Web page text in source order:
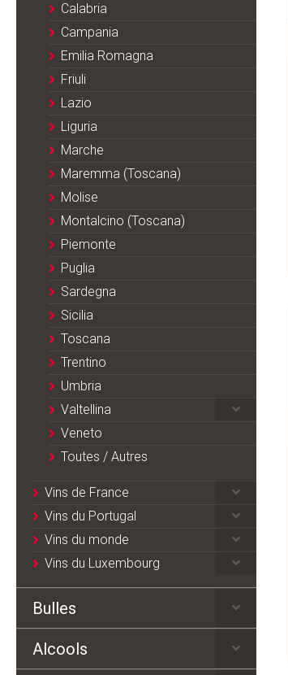
Calabria
Campania
Emilia Romagna
Friuli
Lazio
Liguria
Marche
Maremma (Toscana)
Molise
Montalcino (Toscana)
Piemonte
Puglia
Sardegna
Sicilia
Toscana
Trentino
Umbria
Valtellina
Veneto
Toutes / Autres
Vins de France
Vins du Portugal
Vins du monde
Vins du Luxembourg
Bulles
Alcools